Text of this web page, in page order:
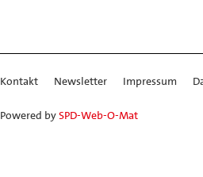
Kontakt Newsletter Impressum
Powered bySPD-Web-O-Mat